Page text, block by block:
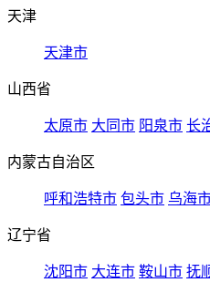
天津
天津市
山西省
太原市 大同市 阳泉市 长
内蒙古自治区
呼和浩特市 包头市 乌海
辽宁省
沈阳市 大连市 鞍山市 抚